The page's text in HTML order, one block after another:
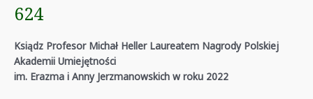
624
Ksiądz Profesor Michał Heller Laureatem Nagrody Polskiej
Akademii Umiejętności
im. Erazma i Anny Jerzmanowskich w roku 2022